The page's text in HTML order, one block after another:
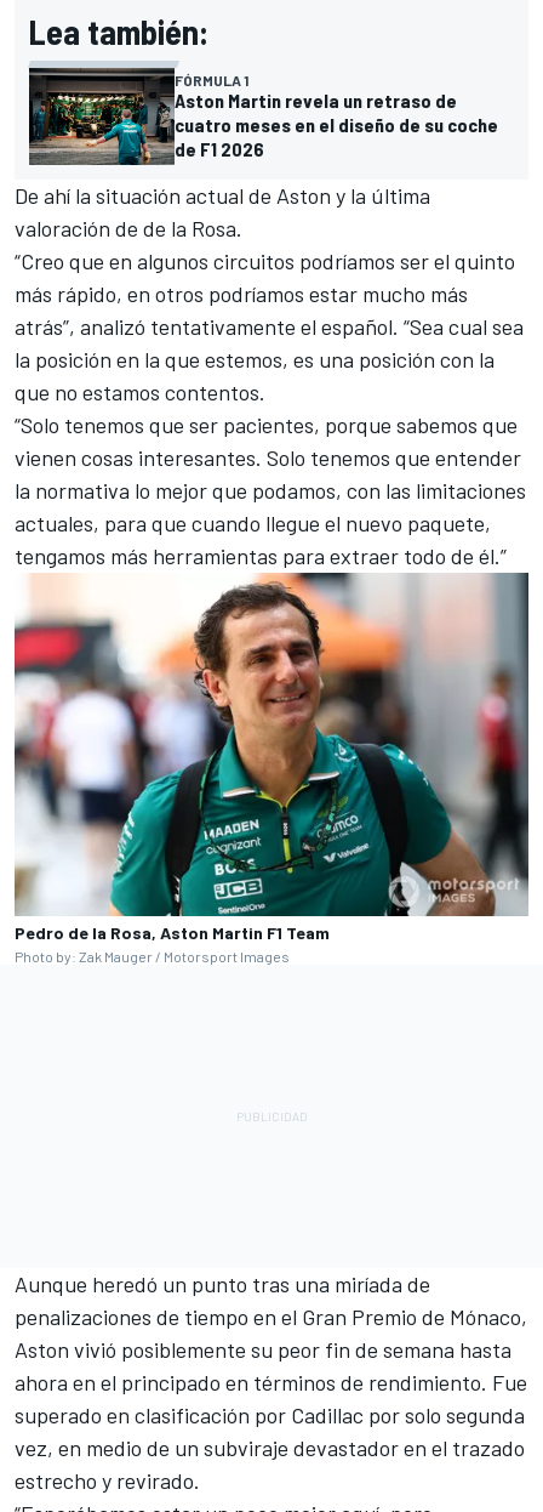
Lea también:
FÓRMULA 1
Aston Martin revela un retraso de
cuatro meses en el diseño de su coche
de F1 2026
De ahí la situación actual de Aston y la última
valoración de de la Rosa.
“Creo que en algunos circuitos podríamos ser el quinto
más rápido, en otros podríamos estar mucho más
atrás”, analizó tentativamente el español. “Sea cual sea
la posición en la que estemos, es una posición con la
que no estamos contentos.
“Solo tenemos que ser pacientes, porque sabemos que
vienen cosas interesantes. Solo tenemos que entender
la normativa lo mejor que podamos, con las limitaciones
actuales, para que cuando llegue el nuevo paquete,
tengamos más herramientas para extraer todo de él.”
Pedro de la Rosa, Aston Martin F1 Team
Photo by: Zak Mauger / Motorsport Images
Aunque heredó un punto tras una miríada de
penalizaciones de tiempo en el Gran Premio de Mónaco,
Aston vivió posiblemente su peor fin de semana hasta
ahora en el principado en términos de rendimiento. Fue
superado en clasificación por Cadillac por solo segunda
vez, en medio de un subviraje devastador en el trazado
estrecho y revirado.